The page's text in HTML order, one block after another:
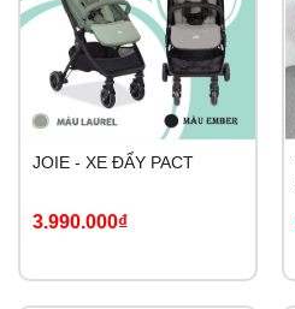
JOIE - XE ĐẨY PACT
3.990.000₫